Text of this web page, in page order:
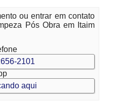
ou entrar em contato
Pós Obra em Itaim
2101
aqui